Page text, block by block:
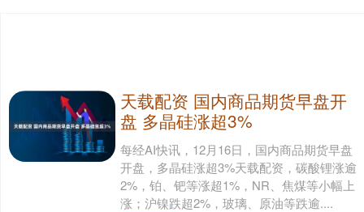
天载配资 国内商品期货早盘开
盘 多晶硅涨超3%
每经AI快讯，12月16日，国内商品期货早盘
开盘，多晶硅涨超3%天载配资，碳酸锂涨逾
2%，铂、钯等涨超1%，NR、焦煤等小幅上
涨；沪镍跌超2%，玻璃、原油等跌逾....